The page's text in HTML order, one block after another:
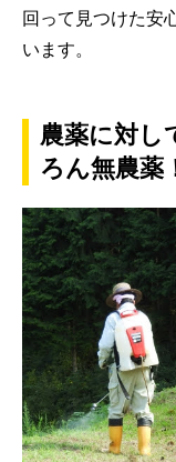
回って見つけた安
います。
農薬に対し
ろん無農薬